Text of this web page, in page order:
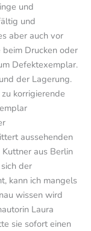
und
und
aber auch vor
beim Drucken oder
Defektexemplar.
der Lagerung.
korrigierende
aussehenden
aus Berlin
der
kann ich mangels
wissen wird
Laura
sie sofort einen